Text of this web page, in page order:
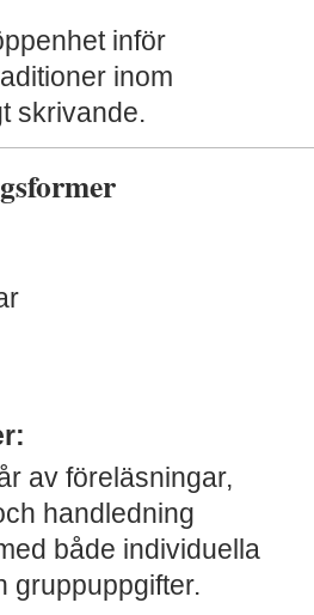
inför
inom
skrivande.
av föreläsningar,
handledning
både individuella
gruppuppgifter.